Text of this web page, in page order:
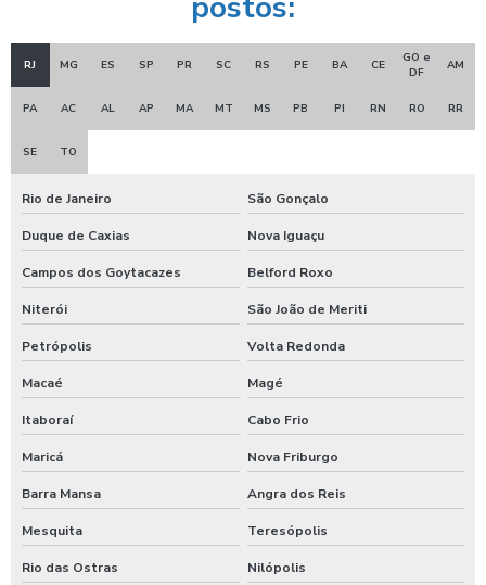
Ducha azul maquina
Ducha azul preço
Ducha rapida para carros
Economizador de banho para postos
Economizador de banho para quiosques de praia
Emoliente alcalino
Equipamento para higienização de carros
Equipamento de lavagem automotiva
Equipamento para lavagem de onibus
Equipamento de limpeza de colheitadeiras
RJ MG ES SP PR SC RS PE BA CE
GO e
DF
AM
PA AC AL AP MA MT MS PB PI RN RO RR
SE TO
Rio de Janeiro São Gonçalo
Duque de Caxias Nova Iguaçu
Campos dos Goytacazes Belford Roxo
Niterói São João de Meriti
Petrópolis Volta Redonda
Macaé Magé
Itaboraí Cabo Frio
Maricá Nova Friburgo
Barra Mansa Angra dos Reis
Mesquita Teresópolis
Rio das Ostras Nilópolis